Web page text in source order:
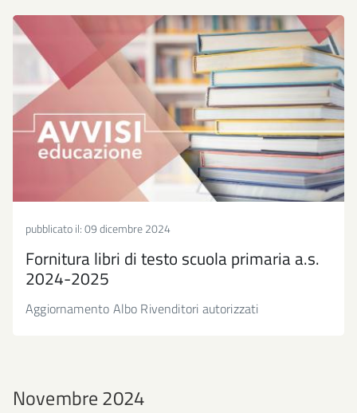
pubblicato il:09 dicembre 2024
Fornitura libri di testo scuola primaria a.s.
2024-2025
Aggiornamento Albo Rivenditori autorizzati
Novembre 2024